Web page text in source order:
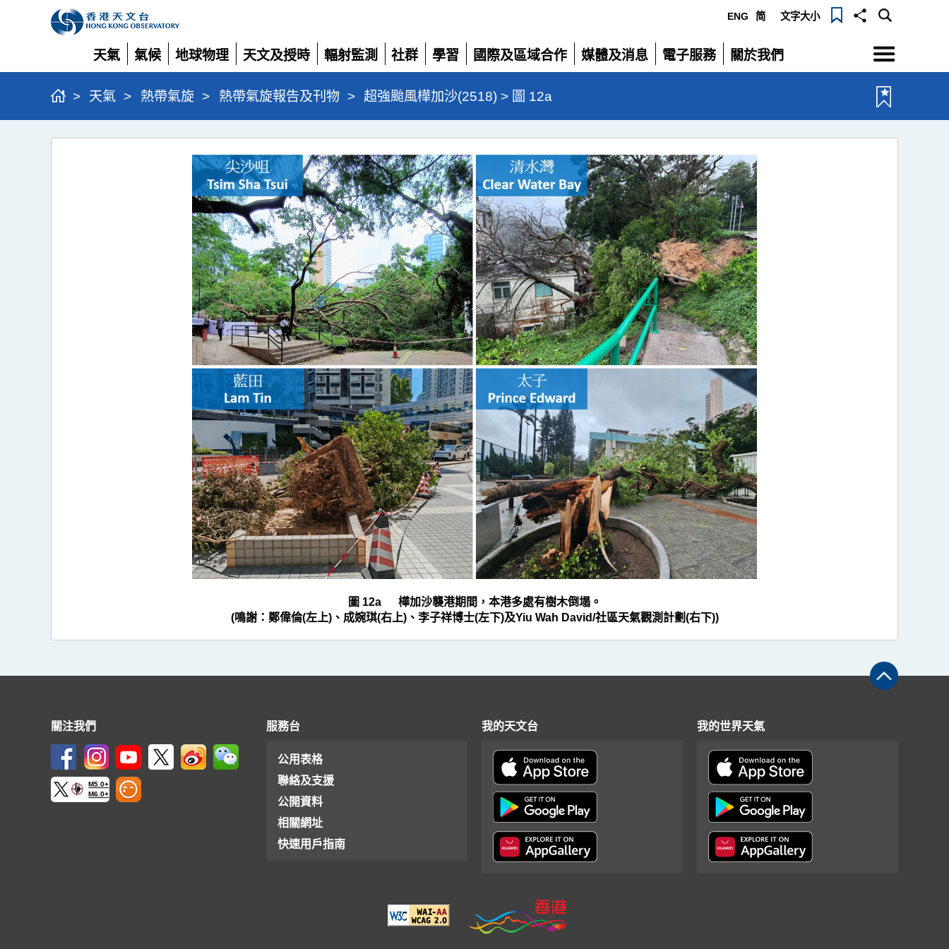
ENG 简 文字大小
天氣
展
開
氣候
展
開
地球物理
展
開
天文及授時
展
開
輻射監測
展
開
社群
展
開
學習
展
開
國際及區域合作
展
開
媒體及消息
展
電子服務
展
關於我們
展
選
單
> 天氣 > 熱帶氣旋 > 熱帶氣旋報告及刊物 > 超強颱風樺加沙(2518) > 圖 12a
超
圖 12a 樺加沙襲港期間，本港多處有樹木倒塌。
(鳴謝：鄭偉倫(左上)、成婉琪(右上)、李子祥博士(左下)及Yiu Wah David/社區天氣觀測計劃(右下))
關注我們
M5.0+
M6.0+
服務台
公用表格
聯絡及支援
公開資料
相關網址
快速用戶指南
我的天文台 我的世界天氣